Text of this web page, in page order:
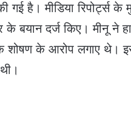
है। मीडिया रिपोर्ट्स के
बयान दर्ज किए। मीनू ने
शोषण के आरोप लगाए थे।